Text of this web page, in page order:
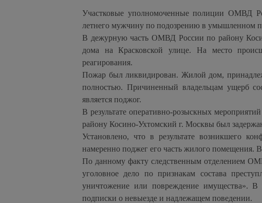
Участковые уполномоченные полиции ОМВД
летнего мужчину по подозрению в умышленном
В дежурную часть ОМВД России по району
дома на Красковской улице. На место
реагирования.
Пожар был ликвидирован. Жилой дом,
полностью. Причиненный владельцам ущерб
является поджог.
В результате оперативно-розыскных
району Косино-Ухтомский г. Москвы был
Установлено, что в результате возникшего
намеренно поджег его часть жилого помещения. В
По данному факту следственным отделением
уголовное дело по признакам состава
уничтожение или повреждение имущества». В
подписки о невыезде и надлежащем поведении.